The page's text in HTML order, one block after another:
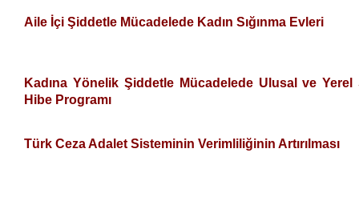
Aile İçi Şiddetle Mücadelede Kadın Sığınma Evleri
Kadına Yönelik Şiddetle Mücadelede Ulusal ve
Hibe Programı
Türk Ceza Adalet Sisteminin Verimliliğinin Artırılması